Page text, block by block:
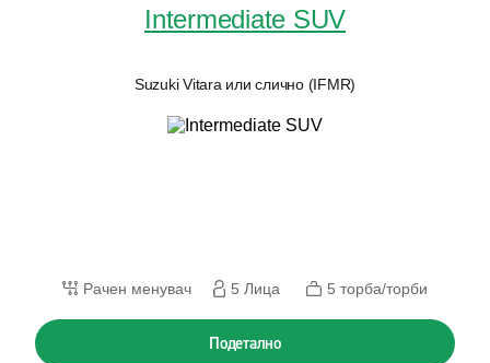
Intermediate SUV
Suzuki Vitara или слично (IFMR)
Рачен менувач 5 Лица 5 торба/торби
Подетално